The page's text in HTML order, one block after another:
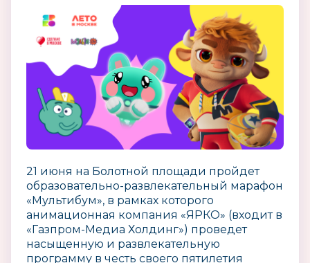
21 июня на Болотной площади пройдет
образовательно-развлекательный марафон
«Мультибум», в рамках которого
анимационная компания «ЯРКО» (входит в
«Газпром-Медиа Холдинг») проведет
насыщенную и развлекательную
программу в честь своего пятилетия